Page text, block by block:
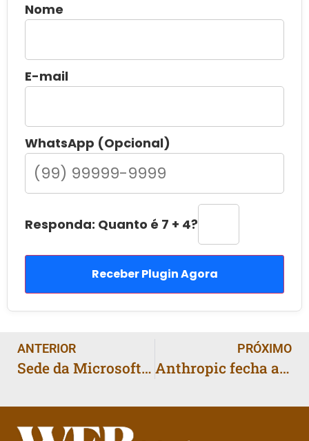
Nome
E-mail
WhatsApp (Opcional)
Responda: Quanto é 7 + 4?
Receber Plugin Agora
ANTERIOR
Sede da Microsoft entra em lockdown após ativistas ocuparem escritório de Brad Smith
PRÓXIMO
Anthropic fecha acordo e evita julgamento por suposta pirataria de livros em IA